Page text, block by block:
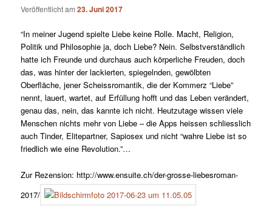
Veröffentlicht am23. Juni 2017
“In meiner Jugend spielte Liebe keine Rolle. Macht, Religion,
Politik und Philosophie ja, doch Liebe? Nein. Selbstverständlich
hatte ich Freunde und durchaus auch körperliche Freuden, doch
das, was hinter der lackierten, spiegelnden, gewölbten
Oberfläche, jener Scheissromantik, die der Kommerz “Liebe”
nennt, lauert, wartet, auf Erfüllung hofft und das Leben verändert,
genau das, nein, das kannte ich nicht. Heutzutage wissen viele
Menschen nichts mehr von Liebe – die Apps heissen schliesslich
auch Tinder, Elitepartner, Sapiosex und nicht “wahre Liebe ist so
friedlich wie eine Revolution.”…
Zur Rezension: http://www.ensuite.ch/der-grosse-liebesroman-
2017/